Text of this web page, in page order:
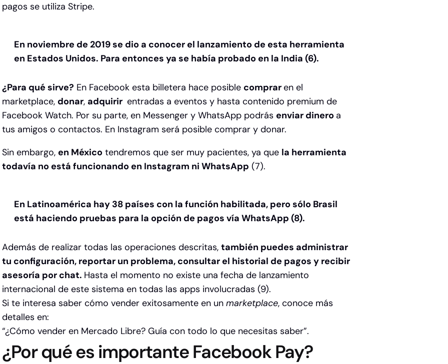
pagos se utiliza Stripe.
En noviembre de 2019 se dio a conocer el lanzamiento de esta herramienta
en Estados Unidos. Para entonces ya se había probado en la India (6).
¿Para qué sirve? En Facebook esta billetera hace posible compraren el
marketplace, donar, adquirir entradas a eventos y hasta contenido premium de
Facebook Watch. Por su parte, en Messenger y WhatsApp podrás enviar dinero a
tus amigos o contactos. En Instagram será posible comprar y donar.
Sin embargo, en México tendremos que ser muy pacientes, ya que la herramienta
todavía no está funcionando en Instagram ni WhatsApp (7).
En Latinoamérica hay 38 países con la función habilitada, pero sólo Brasil
está haciendo pruebas para la opción de pagos vía WhatsApp (8).
Además de realizar todas las operaciones descritas, también puedes administrar
tu configuración, reportar un problema, consultar el historial de pagos y recibir
asesoría por chat. Hasta el momento no existe una fecha de lanzamiento
internacional de este sistema en todas las apps involucradas (9).
Si te interesa saber cómo vender exitosamente en un marketplace, conoce más
detalles en:
“¿Cómo vender en Mercado Libre? Guía con todo lo que necesitas saber”.
¿Por qué es importante Facebook Pay?